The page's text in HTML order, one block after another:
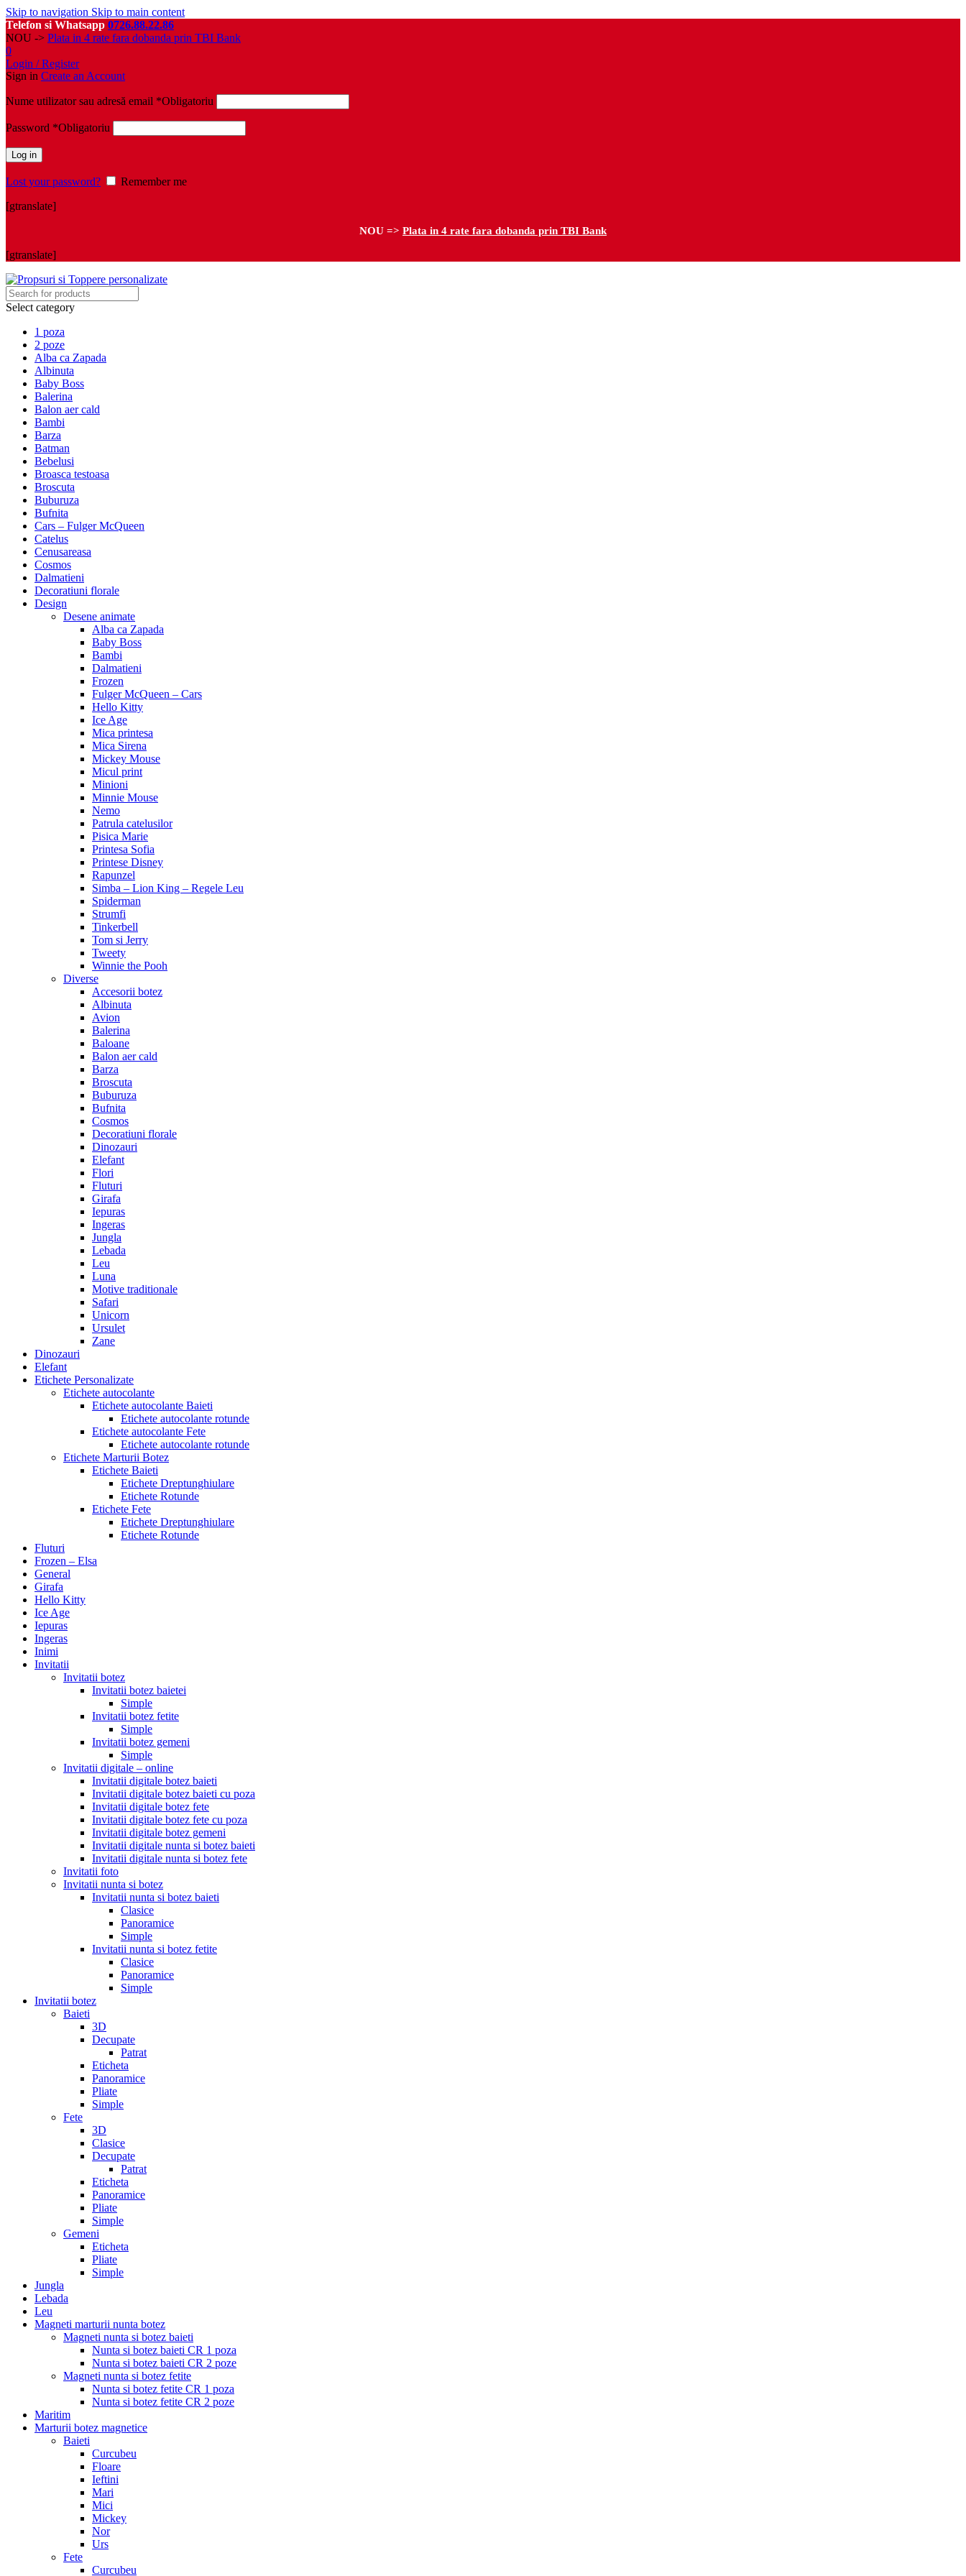
Skip to navigation Skip to main content
Telefon si Whatsapp 0726.88.22.86
NOU -> Plata in 4 rate fara dobanda prin TBI Bank
0
Login / Register
Sign in Create an Account
Nume utilizator sau adresă email *Obligatoriu
Password *Obligatoriu
Log in
Lost your password?
Remember me
[gtranslate]
NOU => Plata in 4 rate fara dobanda prin TBI Bank
[gtranslate]
Select category
1 poza
2 poze
Alba ca Zapada
Albinuta
Baby Boss
Balerina
Balon aer cald
Bambi
Barza
Batman
Bebelusi
Broasca testoasa
Broscuta
Buburuza
Bufnita
Cars – Fulger McQueen
Catelus
Cenusareasa
Cosmos
Dalmatieni
Decoratiuni florale
Design
Desene animate
Alba ca Zapada
Baby Boss
Bambi
Dalmatieni
Frozen
Fulger McQueen – Cars
Hello Kitty
Ice Age
Mica printesa
Mica Sirena
Mickey Mouse
Micul print
Minioni
Minnie Mouse
Nemo
Patrula catelusilor
Pisica Marie
Printesa Sofia
Printese Disney
Rapunzel
Simba – Lion King – Regele Leu
Spiderman
Strumfi
Tinkerbell
Tom si Jerry
Tweety
Winnie the Pooh
Diverse
Accesorii botez
Albinuta
Avion
Balerina
Baloane
Balon aer cald
Barza
Broscuta
Buburuza
Bufnita
Cosmos
Decoratiuni florale
Dinozauri
Elefant
Flori
Fluturi
Girafa
Iepuras
Ingeras
Jungla
Lebada
Leu
Luna
Motive traditionale
Safari
Unicorn
Ursulet
Zane
Dinozauri
Elefant
Etichete Personalizate
Etichete autocolante
Etichete autocolante Baieti
Etichete autocolante rotunde
Etichete autocolante Fete
Etichete autocolante rotunde
Etichete Marturii Botez
Etichete Baieti
Etichete Dreptunghiulare
Etichete Rotunde
Etichete Fete
Etichete Dreptunghiulare
Etichete Rotunde
Fluturi
Frozen – Elsa
General
Girafa
Hello Kitty
Ice Age
Iepuras
Ingeras
Inimi
Invitatii
Invitatii botez
Invitatii botez baietei
Simple
Invitatii botez fetite
Simple
Invitatii botez gemeni
Simple
Invitatii digitale – online
Invitatii digitale botez baieti
Invitatii digitale botez baieti cu poza
Invitatii digitale botez fete
Invitatii digitale botez fete cu poza
Invitatii digitale botez gemeni
Invitatii digitale nunta si botez baieti
Invitatii digitale nunta si botez fete
Invitatii foto
Invitatii nunta si botez
Invitatii nunta si botez baieti
Clasice
Panoramice
Simple
Invitatii nunta si botez fetite
Clasice
Panoramice
Simple
Invitatii botez
Baieti
3D
Decupate
Patrat
Eticheta
Panoramice
Pliate
Simple
Fete
3D
Clasice
Decupate
Patrat
Eticheta
Panoramice
Pliate
Simple
Gemeni
Eticheta
Pliate
Simple
Jungla
Lebada
Leu
Magneti marturii nunta botez
Magneti nunta si botez baieti
Nunta si botez baieti CR 1 poza
Nunta si botez baieti CR 2 poze
Magneti nunta si botez fetite
Nunta si botez fetite CR 1 poza
Nunta si botez fetite CR 2 poze
Maritim
Marturii botez magnetice
Baieti
Curcubeu
Floare
Ieftini
Mari
Mici
Mickey
Nor
Urs
Fete
Curcubeu